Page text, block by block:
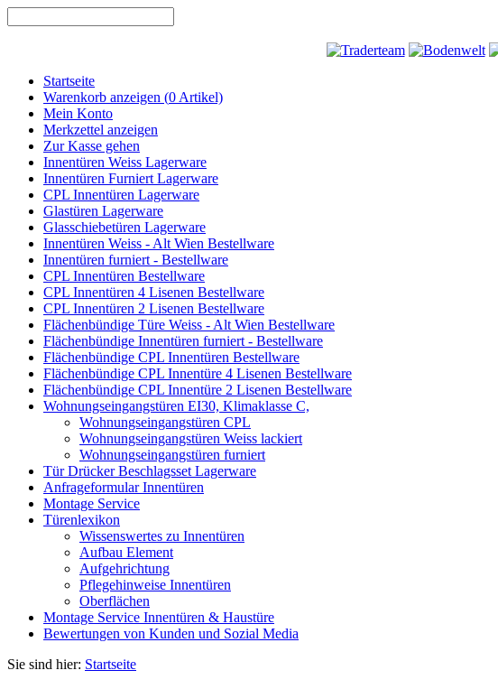
Startseite
Warenkorb anzeigen (0 Artikel)
Mein Konto
Merkzettel anzeigen
Zur Kasse gehen
Innentüren Weiss Lagerware
Innentüren Furniert Lagerware
CPL Innentüren Lagerware
Glastüren Lagerware
Glasschiebetüren Lagerware
Innentüren Weiss - Alt Wien Bestellware
Innentüren furniert - Bestellware
CPL Innentüren Bestellware
CPL Innentüren 4 Lisenen Bestellware
CPL Innentüren 2 Lisenen Bestellware
Flächenbündige Türe Weiss - Alt Wien Bestellware
Flächenbündige Innentüren furniert - Bestellware
Flächenbündige CPL Innentüren Bestellware
Flächenbündige CPL Innentüre 4 Lisenen Bestellware
Flächenbündige CPL Innentüre 2 Lisenen Bestellware
Wohnungseingangstüren EI30, Klimaklasse C,
Wohnungseingangstüren CPL
Wohnungseingangstüren Weiss lackiert
Wohnungseingangstüren furniert
Tür Drücker Beschlagsset Lagerware
Anfrageformular Innentüren
Montage Service
Türenlexikon
Wissenswertes zu Innentüren
Aufbau Element
Aufgehrichtung
Pflegehinweise Innentüren
Oberflächen
Montage Service Innentüren & Haustüre
Bewertungen von Kunden und Sozial Media
Sie sind hier: Startseite